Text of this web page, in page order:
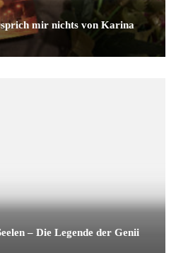
mir nichts von Karina
– Die Legende der Genii